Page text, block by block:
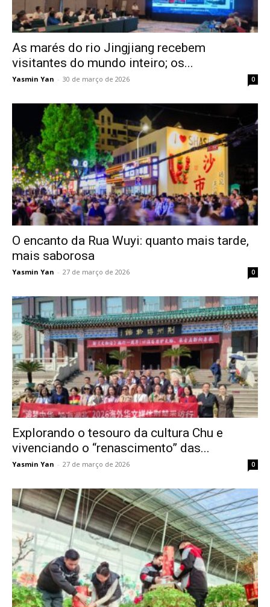
As marés do rio Jingjiang recebem
visitantes do mundo inteiro; os...
Yasmin Yan - 30 de março de 2026 0
O encanto da Rua Wuyi: quanto mais tarde,
mais saborosa
Yasmin Yan - 27 de março de 2026 0
Explorando o tesouro da cultura Chu e
vivenciando o “renascimento” das...
Yasmin Yan - 27 de março de 2026 0